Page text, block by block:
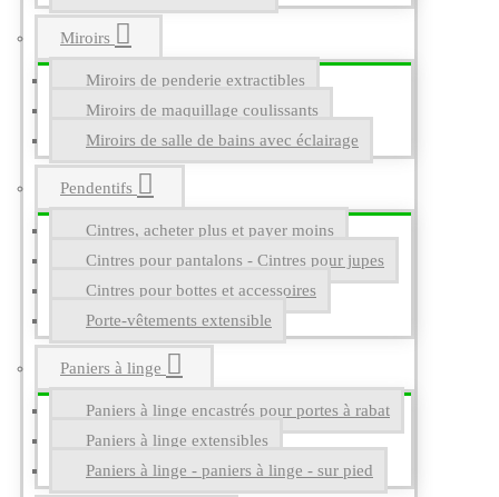
Miroirs
Miroirs de penderie extractibles
Miroirs de maquillage coulissants
Miroirs de salle de bains avec éclairage
Pendentifs
Cintres, acheter plus et payer moins
Cintres pour pantalons - Cintres pour jupes
Cintres pour bottes et accessoires
Porte-vêtements extensible
Paniers à linge
Paniers à linge encastrés pour portes à rabat
Paniers à linge extensibles
Paniers à linge - paniers à linge - sur pied